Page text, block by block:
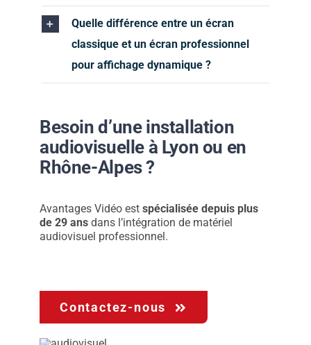
Quelle différence entre un écran
classique et un écran professionnel
pour affichage dynamique ?
Besoin d’une installation
audiovisuelle à Lyon ou en
Rhône-Alpes ?
Avantages Vidéo est spécialisée depuis plus
de 29 ansdans l’intégration de matériel
audiovisuel professionnel.
Contactez-nous